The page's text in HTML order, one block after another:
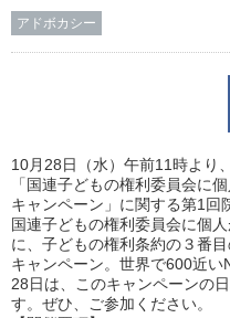
アドボカシー
10月28日（水）午前11時より
「国連子どもの権利委員会に
キャンペーン」に関する第1回
国連子どもの権利委員会に個
に、子どもの権利条約の３番
キャンペーン。世界で600近い
28日は、このキャンペーンの
す。ぜひ、ご参加ください。